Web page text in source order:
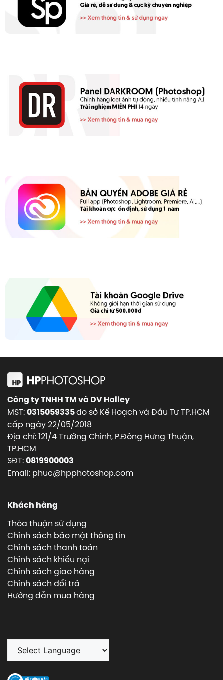
Công ty TNHH TM và DV Halley
MST:0315059335do sở Kế Hoạch và Đầu Tư TP.HCM
cấp ngày 22/05/2018
Địa chỉ: 121/4 Trường Chinh, P.Đông Hưng Thuận,
TP.HCM
SĐT:0819900003
Email: phuc@hpphotoshop.com
Khách hàng
Thỏa thuận sử dụng
Chính sách bảo mật thông tin
Chính sách thanh toán
Chính sách khiếu nại
Chính sách giao hàng
Chính sách đổi trả
Hướng dẫn mua hàng